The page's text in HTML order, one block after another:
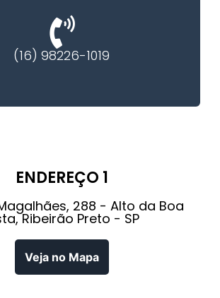
(16) 98226-1019
ENDEREÇO 1
288 - Alto da Boa
Ribeirão Preto - SP
Veja no Mapa